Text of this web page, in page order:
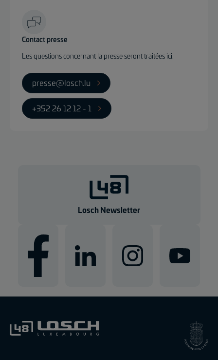
Contact presse
Les questions concernant la presse seront traitées ici.
presse@losch.lu
+352 26 12 12 - 1
Losch Newsletter